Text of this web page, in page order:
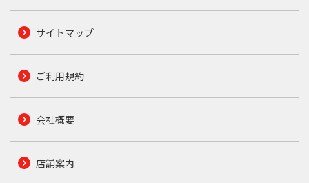
サイトマップ
ご利用規約
会社概要
店舗案内